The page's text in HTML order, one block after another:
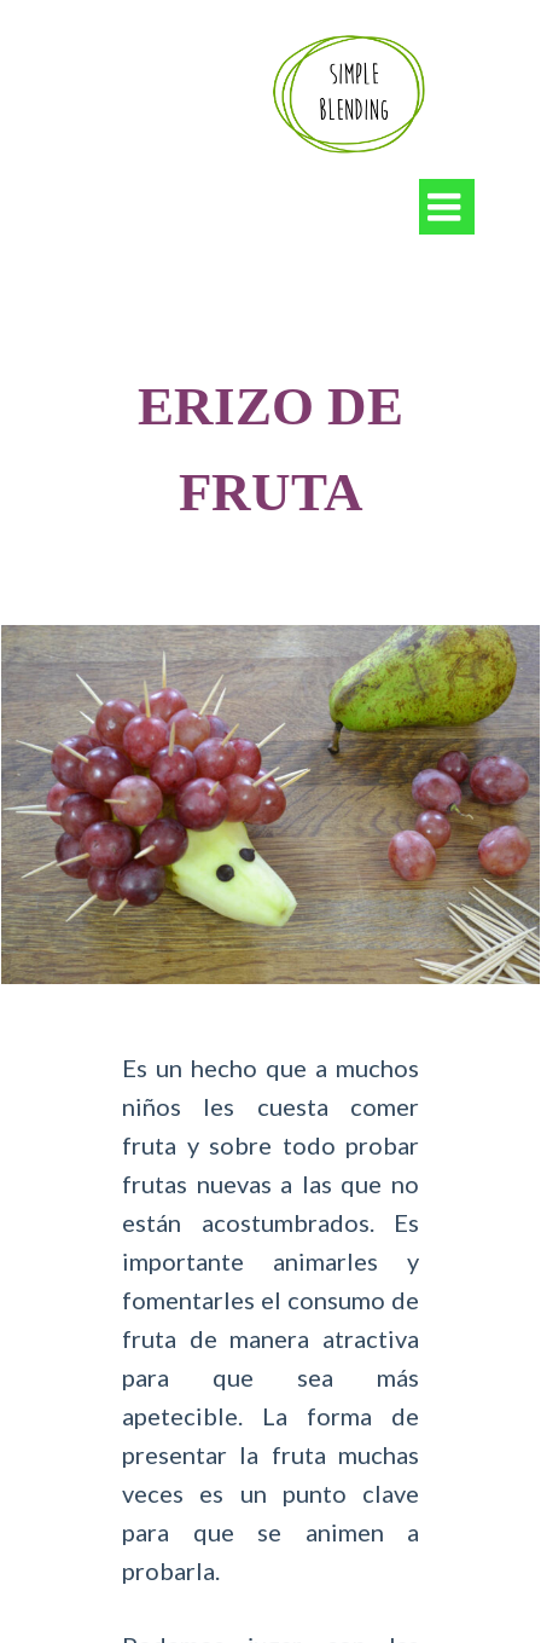

ERIZO DE
FRUTA
Es un hecho que a muchos
niños les cuesta comer
fruta y sobre todo probar
frutas nuevas a las que no
están acostumbrados. Es
importante animarles y
fomentarles el consumo de
fruta de manera atractiva
para que sea más
apetecible. La forma de
presentar la fruta muchas
veces es un punto clave
para que se animen a
probarla.